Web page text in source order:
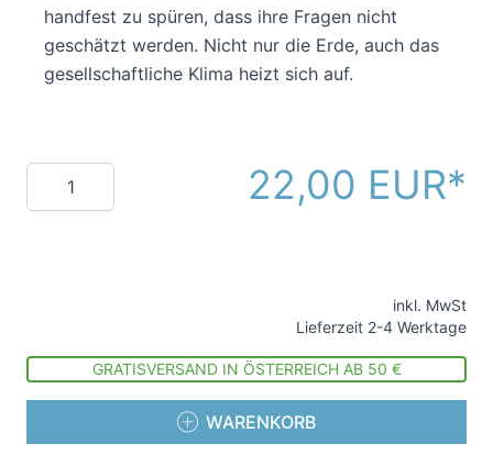
handfest zu spüren, dass ihre Fragen nicht
geschätzt werden. Nicht nur die Erde, auch das
gesellschaftliche Klima heizt sich auf.
Menge 22,00 EUR
inkl. MwSt
Lieferzeit 2-4 Werktage
GRATISVERSAND IN ÖSTERREICH AB 50 €
WARENKORB